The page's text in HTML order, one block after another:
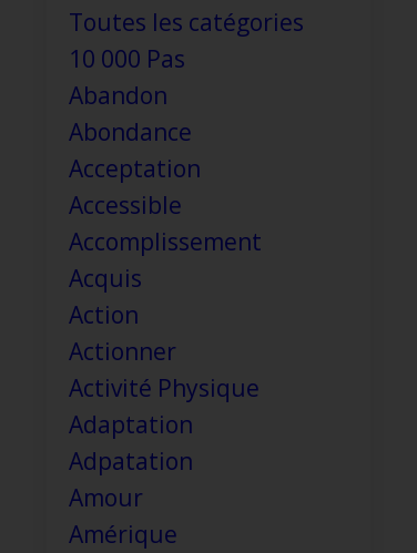
Toutes les catégories
10 000 Pas
Abandon
Abondance
Acceptation
Accessible
Accomplissement
Acquis
Action
Actionner
Activité Physique
Adaptation
Adpatation
Amour
Amérique